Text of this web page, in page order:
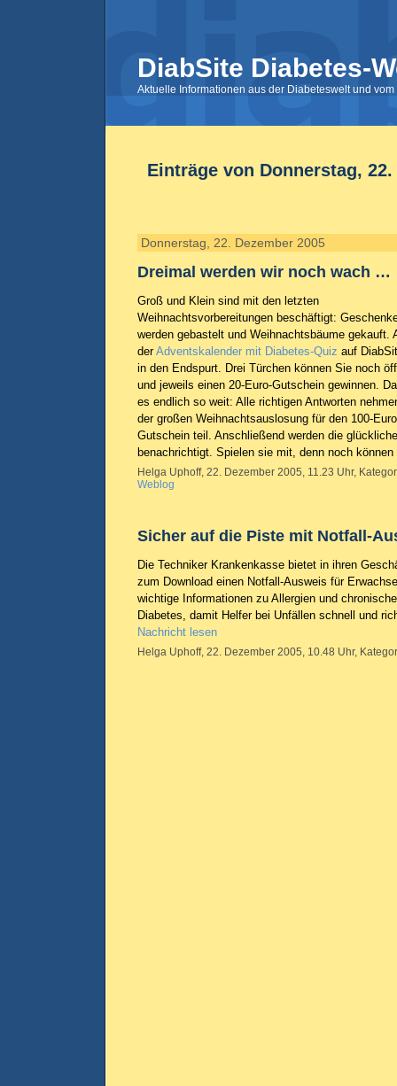
DiabSite Diabetes-
Aktuelle Informationen aus der Diabeteswelt und
Einträge von Donnerstag, 22.
Donnerstag, 22. Dezember 2005
Dreimal werden wir noch wach …
Groß und Klein sind mit den letzten
Weihnachtsvorbereitungen beschäftigt:
werden gebastelt und Weihnachtsbäume gekauft.
derAdventskalender mit Diabetes-Quiz auf
in den Endspurt. Drei Türchen können Sie noch
und jeweils einen 20-Euro-Gutschein gewinnen.
es endlich so weit: Alle richtigen Antworten
der großen Weihnachtsauslosung für den 100-
Gutschein teil. Anschließend werden die
benachrichtigt. Spielen sie mit, denn noch
Helga Uphoff, 22. Dezember 2005, 11.23 Uhr,
Weblog
Sicher auf die Piste mit Notfall-
Die Techniker Krankenkasse bietet in ihren
zum Download einen Notfall-Ausweis für
wichtige Informationen zu Allergien und
Diabetes, damit Helfer bei Unfällen schnell und
Nachricht lesen
Helga Uphoff, 22. Dezember 2005, 10.48 Uhr,